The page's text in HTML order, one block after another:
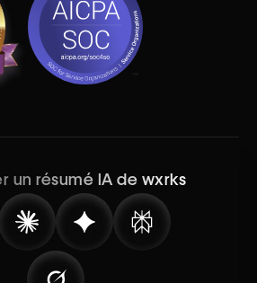
un résumé IA de wxrks